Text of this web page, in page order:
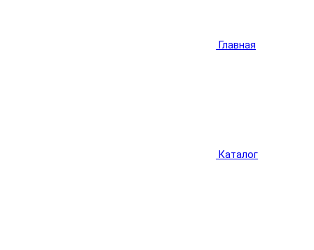
Главная
Каталог